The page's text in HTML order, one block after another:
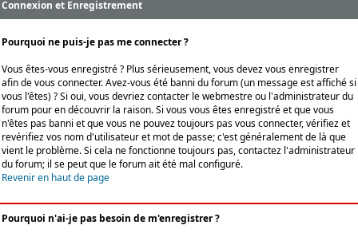
Connexion et Enregistrement
Pourquoi ne puis-je pas me connecter ?
Vous êtes-vous enregistré ? Plus sérieusement, vous devez vous enregistrer
afin de vous connecter. Avez-vous été banni du forum (un message est affiché si
vous l'êtes) ? Si oui, vous devriez contacter le webmestre ou l'administrateur du
forum pour en découvrir la raison. Si vous vous êtes enregistré et que vous
n'êtes pas banni et que vous ne pouvez toujours pas vous connecter, vérifiez et
revérifiez vos nom d'utilisateur et mot de passe; c'est généralement de là que
vient le problème. Si cela ne fonctionne toujours pas, contactez l'administrateur
du forum; il se peut que le forum ait été mal configuré.
Revenir en haut de page
Pourquoi n'ai-je pas besoin de m'enregistrer ?